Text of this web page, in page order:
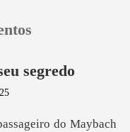
segredo
bach